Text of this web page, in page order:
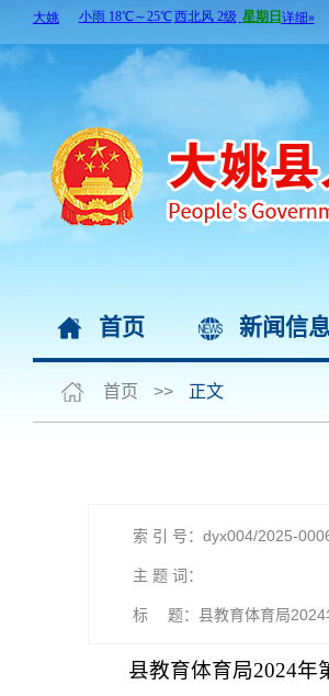
首页 新闻信息
首页 >> 正文
索 引 号：dyx004/2025-
主 题 词：
标 题：县教育体育局2024
县教育体育局2024年